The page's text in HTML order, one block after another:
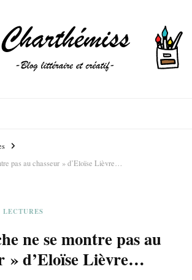
pas au chasseur » d’Eloïse Lièvre…
LECTURES
ne se montre pas au
» d’Eloïse Lièvre…